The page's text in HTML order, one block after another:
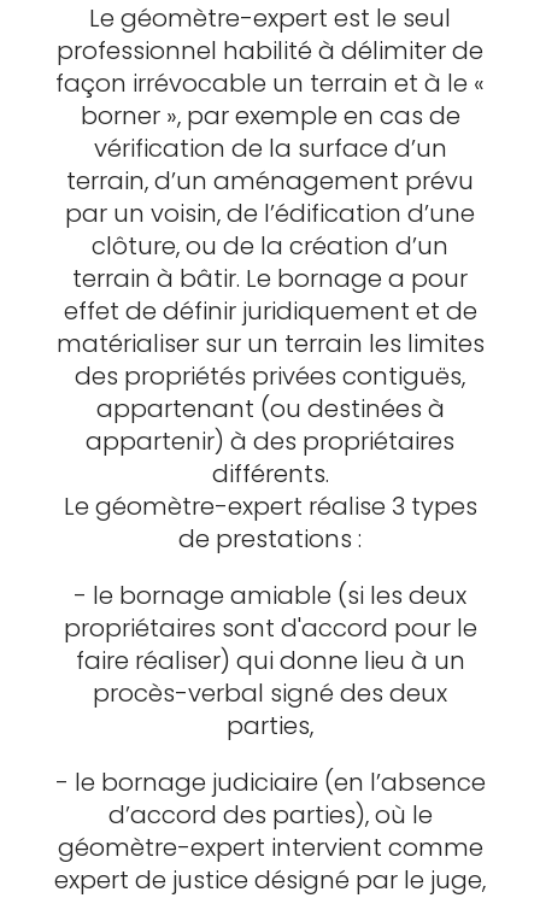
Le géomètre-expert est le seul
professionnel habilité à délimiter de
façon irrévocable un terrain et à le «
borner », par exemple en cas de
vérification de la surface d’un
terrain, d’un aménagement prévu
par un voisin, de l’édification d’une
clôture, ou de la création d’un
terrain à bâtir. Le bornage a pour
effet de définir juridiquement et de
matérialiser sur un terrain les limites
des propriétés privées contiguës,
appartenant (ou destinées à
appartenir) à des propriétaires
différents.
Le géomètre-expert réalise 3 types
de prestations :
- le bornage amiable (si les deux
propriétaires sont d'accord pour le
faire réaliser) qui donne lieu à un
procès-verbal signé des deux
parties,
- le bornage judiciaire (en l’absence
d’accord des parties), où le
géomètre-expert intervient comme
expert de justice désigné par le juge,